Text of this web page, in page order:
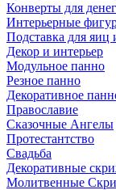
Конверты для
Интерьерные
Подставка для яиц
Декор и интерьер
Модульное панно
Резное панно
Декоративное
Православие
Сказочные Ангелы
Протестантство
Свадьба
Декоративные
Молитвенные